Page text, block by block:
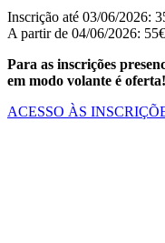
Inscrição até 03/06/2026:
A partir de 04/06/2026: 55€
Para as inscrições
em modo volante é oferta!
ACESSO ÀS